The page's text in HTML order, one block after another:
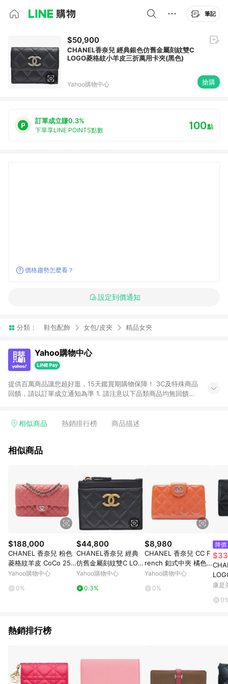
筆記
$50,900
CHANEL香奈兒 經典銀色仿舊金屬刻紋雙C
LOGO菱格紋小羊皮三折萬用卡夾(黑色)
Yahoo購物中心 搶購
訂單成立賺0.3%
下單享LINE POINTS點數 100點
價格趨勢怎麼看？
設定到價通知
分類： 鞋包配飾 女包/皮夾 精品女夾
Yahoo購物中心
提供百萬商品讓您超好逛，15天鑑賞期購物保障！ 3C及特殊商品
回饋，請以訂單成立通知為準 1. 請注意以下品類商品均無回饋：
電玩/遊戲/相機/單眼/鏡頭/拍立得 [2024/6/1起適用] -內接硬
的購回饋活動享Yahoo超贈點回饋者 - 購物中心商店之商品：商
價券等虛擬貨幣折抵 4. 大宗採購或批發轉賣不具回饋資格： 如
有相關事證認定您為大宗採購、批發轉賣而非最終消費使用者，
相關認定以Yahoo購物中心之認定為準
相似商品 熱銷排行榜 商品描述
相似商品
$188,000
CHANEL 香奈兒 粉色
菱格紋羊皮 CoCo 25
鏈包 銀扣 【二手名牌B
Yahoo購物中心
0%
$44,800
CHANEL香奈兒 經典
仿舊金屬刻紋雙C LOG
O菱格紋小羊皮萬用信
Yahoo購物中心
0.3%
$8,980
CHANEL 香奈兒 CC F
rench 釦式中夾 橘色
菱格紋 漆皮 二手精品
F】
Yahoo購物中心
0%
降價
蓋
康是
熱銷排行榜